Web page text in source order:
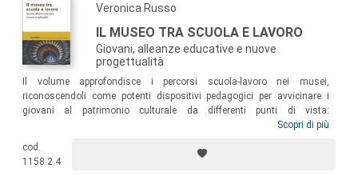
Veronica Russo
IL MUSEO TRA SCUOLA E LAVORO
Giovani, alleanze educative e nuove
progettualità
Il volume approfondisce i percorsi scuola-lavoro nei musei,
riconoscendoli come potenti dispositivi pedagogici per avvicinare i
giovani al patrimonio culturale da differenti punti di vista:
professionale, di orientamento, di cittadinanza attiva e di sviluppo
formazione congiunta diviene una pratica costruttiva per insegnanti e
professionisti museali chiamati ad avvicinarsi agli interessi dei
Scopri di più
cod.
1158.2.4